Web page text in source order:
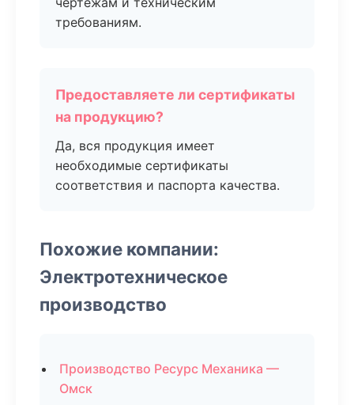
требованиям.
Предоставляете ли сертификаты
на продукцию?
Да, вся продукция имеет
необходимые сертификаты
соответствия и паспорта качества.
Похожие компании:
Электротехническое
производство
Производство Ресурс Механика —
Омск